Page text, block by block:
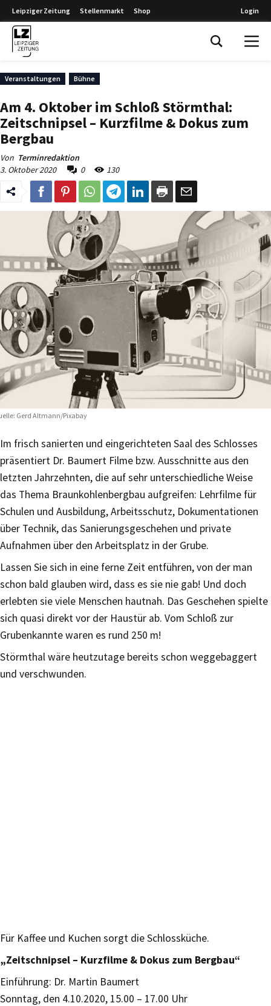
Leipziger Zeitung Stellenmarkt Shop Login
Veranstaltungen Bühne
Am 4. Oktober im Schloß Störmthal:
Zeitschnipsel – Kurzfilme & Dokus zum
Bergbau
Von Terminredaktion
3. Oktober 2020
0 130
Gerd Altmann/Pixabay
Im frisch sanierten und eingerichteten Saal des Schlosses
präsentiert Dr. Baumert Filme bzw. Ausschnitte aus den
letzten Jahrzehnten, die auf sehr unterschiedliche Weise
das Thema Braunkohlenbergbau aufgreifen: Lehrfilme für
Schulen und Ausbildung, Arbeitsschutz, Dokumentationen
über Technik, das Sanierungsgeschehen und private
Aufnahmen über den Arbeitsplatz in der Grube.
Lassen Sie sich in eine ferne Zeit entführen, von der man
schon bald glauben wird, dass es sie nie gab! Und doch
erlebten sie viele Menschen hautnah. Das Geschehen spielte
sich quasi direkt vor der Haustür ab. Vom Schloß zur
Grubenkannte waren es rund 250 m!
Störmthal wäre heutzutage bereits schon weggebaggert
und verschwunden.
Für Kaffee und Kuchen sorgt die Schlossküche.
„Zeitschnipsel – Kurzfilme & Dokus zum Bergbau“
Einführung: Dr. Martin Baumert
Sonntag, den 4.10.2020, 15.00 – 17.00 Uhr